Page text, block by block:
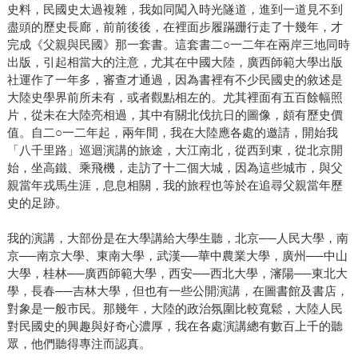
史料，民國史太過複雜，我如同闖入時光隧道，進到一道見不到
盡頭的歷史長廊，前前後後，在裡面步履蹣跚行走了十幾年，才
完成《父親與民國》那一套書。這套書二○一二年在兩岸三地同時
出版，引起相當大的注意，尤其在中國大陸，廣西師範大學出版
社運作了一年多，審查才通過，因為書裡有不少民國史的敘述是
大陸史學界前所未有，或者觀點相左的。尤其裡面有五百餘幅照
片，從未在大陸亮相過，其中有關北伐抗日的圖像，頗有歷史價
值。自二○一二年起，兩年間，我在大陸應各處的邀請，開始我
「八千里路」巡迴演講的旅途，大江南北，從西到東，從北京開
始，坐高鐵、乘飛機，走訪了十二個大城，因為這些城市，與父
親當年戎馬生涯，息息相關，我的旅程也等於在追尋父親當年歷
史的足跡。
我的演講，大部份是在大學講給大學生聽，北京──人民大學，南
京──南京大學、東南大學，武漢──華中農業大學，廣州──中山
大學，桂林──廣西師範大學，西安──西北大學，瀋陽──東北大
學，長春──吉林大學，但也有一些公開演講，在圖書館及書店，
對象是一般市民。那幾年，大陸的政治氛圍比較寬鬆，大陸人民
對民國史的興趣與好奇心濃厚，我在各處演講總有數百上千的聽
眾，他們聽得專注而認真。